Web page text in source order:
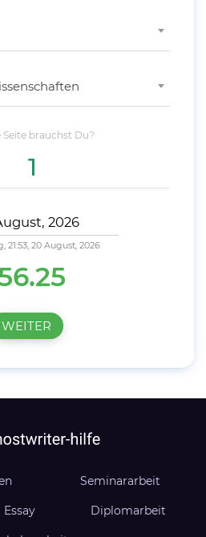
Seite brauchst Du?
21:53, 20 August, 2026
WEITER
Seminararbeit
Essay Diplomarbeit